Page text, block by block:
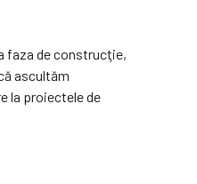
faza de construcţie,
ascultăm
la proiectele de